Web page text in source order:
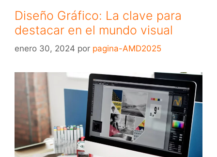
Diseño Gráfico: La clave para
destacar en el mundo visual
enero 30, 2024 por pagina-AMD2025